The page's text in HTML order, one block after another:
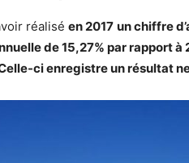
réalisé en 2017 un chiffre
de 15,27% par rapport
ci enregistre un résultat